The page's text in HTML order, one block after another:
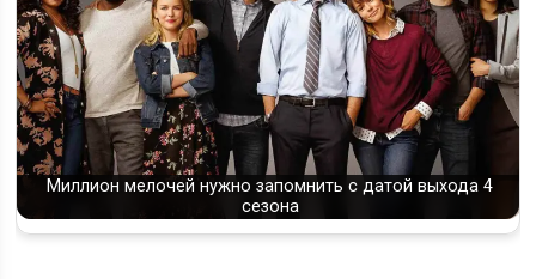
Миллион мелочей нужно запомнить с датой выхода 4
сезона